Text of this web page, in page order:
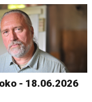
- 18.06.2026